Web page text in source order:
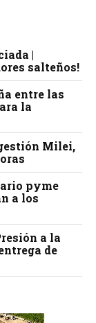
|
salteños!
entre las
la
Milei,
pyme
a los
a la
de